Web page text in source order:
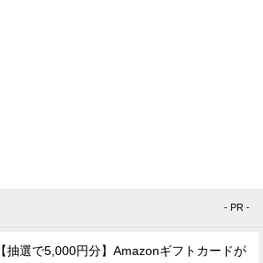
- PR -
【抽選で5,000円分】Amazonギフトカードが